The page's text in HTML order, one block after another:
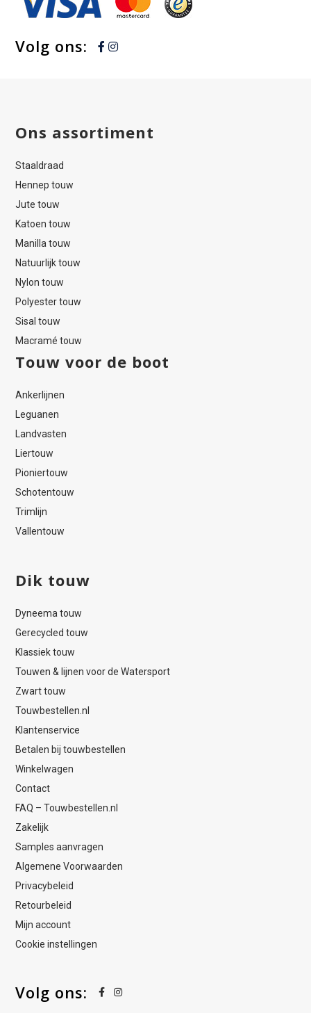
Volg ons:
Ons assortiment
Staaldraad
Hennep touw
Jute touw
Katoen touw
Manilla touw
Natuurlijk touw
Nylon touw
Polyester touw
Sisal touw
Macramé touw
Touw voor de boot
Ankerlijnen
Leguanen
Landvasten
Liertouw
Pioniertouw
Schotentouw
Trimlijn
Vallentouw
Dik touw
Dyneema touw
Gerecycled touw
Klassiek touw
Touwen & lijnen voor de Watersport
Zwart touw
Touwbestellen.nl
Klantenservice
Betalen bij touwbestellen
Winkelwagen
Contact
FAQ – Touwbestellen.nl
Zakelijk
Samples aanvragen
Algemene Voorwaarden
Privacybeleid
Retourbeleid
Mijn account
Cookie instellingen
Volg ons: